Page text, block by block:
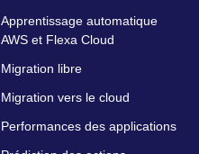
Apprentissage automatique
AWS et Flexa Cloud
Migration libre
Migration vers le cloud
Performances des applications